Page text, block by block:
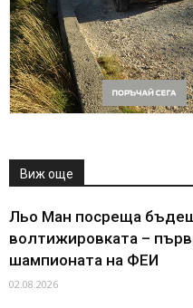
Виж още
Льо Ман посреща
волтижировката –
шампионата на ФЕИ
02.08.2026